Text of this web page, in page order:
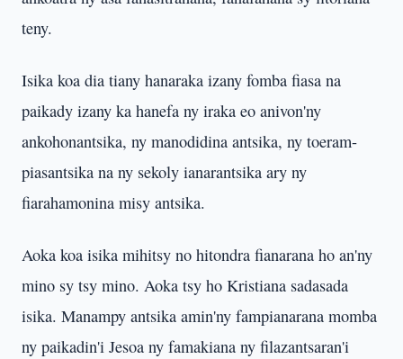
teny.
Isika koa dia tiany hanaraka izany fomba fiasa na
paikady izany ka hanefa ny iraka eo anivon'ny
ankohonantsika, ny manodidina antsika, ny toeram-
piasantsika na ny sekoly ianarantsika ary ny
fiarahamonina misy antsika.
Aoka koa isika mihitsy no hitondra fianarana ho an'ny
mino sy tsy mino. Aoka tsy ho Kristiana sadasada
isika. Manampy antsika amin'ny fampianarana momba
ny paikadin'i Jesoa ny famakiana ny filazantsaran'i